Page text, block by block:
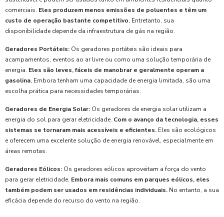
comerciais. Eles produzem menos emissões de poluentes e têm um
custo de operação bastante competitivo. Entretanto, sua
disponibilidade depende da infraestrutura de gás na região.
Geradores Portáteis: Os geradores portáteis são ideais para
acampamentos, eventos ao ar livre ou como uma solução temporária de
energia. Eles são leves, fáceis de manobrar e geralmente operam a
gasolina. Embora tenham uma capacidade de energia limitada, são uma
escolha prática para necessidades temporárias.
Geradores de Energia Solar: Os geradores de energia solar utilizam a
energia do sol para gerar eletricidade. Com o avanço da tecnologia, esses
sistemas se tornaram mais acessíveis e eficientes. Eles são ecológicos
e oferecem uma excelente solução de energia renovável, especialmente em
áreas remotas.
Geradores Eólicos: Os geradores eólicos aproveitam a força do vento
para gerar eletricidade. Embora mais comuns em parques eólicos, eles
também podem ser usados em residências individuais. No entanto, a sua
eficácia depende do recurso do vento na região.